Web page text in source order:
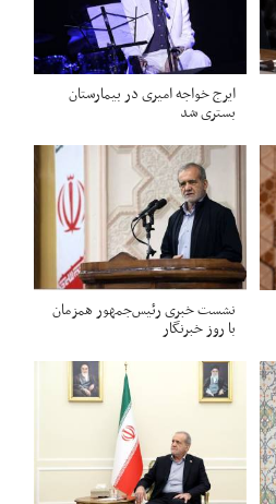
ایرج خواجه امیری در بیمارستان
بستری شد
نشست خبری رئیس‌جمهور همزمان
با روز خبرنگار